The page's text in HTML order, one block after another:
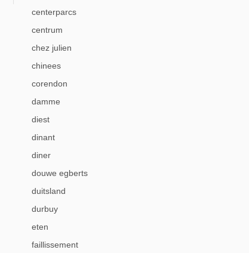
centerparcs
centrum
chez julien
chinees
corendon
damme
diest
dinant
diner
douwe egberts
duitsland
durbuy
eten
faillissement